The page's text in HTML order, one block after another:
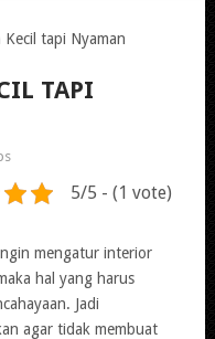
tapi Nyaman
TAPI
5/5 - (1 vote)
mengatur interior
hal yang harus
Jadi
agar tidak membuat